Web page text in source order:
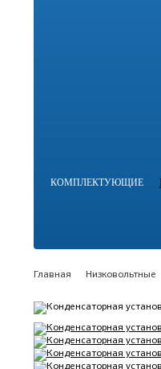
КОМПЛЕКТУЮЩИЕ
Главная Низковольтные